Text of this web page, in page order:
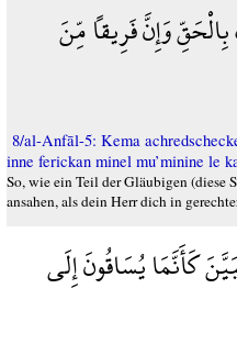
وَإِنَّ فَرِيقاً مِّنَ
8/al-Anfāl-5: Kema
inne ferickan minel mu’minine le
So, wie ein Teil der Gläubigen (diese
ansahen, als dein Herr dich in
كَأَنَّمَا يُسَاقُونَ إِلَى